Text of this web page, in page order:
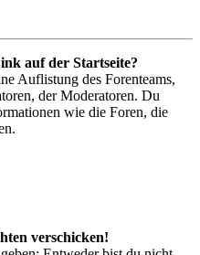
auf der Startseite?
Auflistung des Forenteams,
der Moderatoren. Du
wie die Foren, die
verschicken!